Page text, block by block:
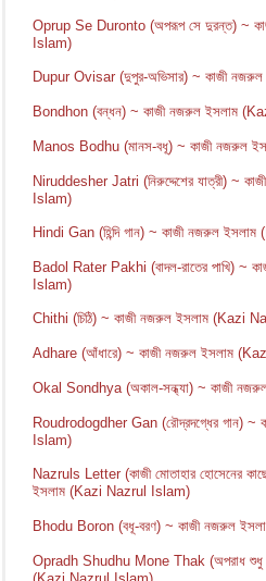
Oprup Se Duronto (অপরূপ সে দুরন্ত) ~
Islam)
Dupur Ovisar (দুপুর-অভিসার) ~ কাজী
Bondhon (বন্ধন) ~ কাজী নজরুল ইসলাম
Manos Bodhu (মানস-বধূ) ~ কাজী নজরুল
Niruddesher Jatri (নিরুদ্দেশের যাত্রী) ~
Islam)
Hindi Gan (হিন্দি গান) ~ কাজী নজরুল
Badol Rater Pakhi (বাদল-রাতের পাখি) ~
Islam)
Chithi (চিঠি) ~ কাজী নজরুল ইসলাম (Kazi
Adhare (আঁধারে) ~ কাজী নজরুল ইসলাম
Okal Sondhya (অকাল-সন্ধ্যা) ~ কাজী
Roudrodogdher Gan (রৌদ্রদগ্ধের গান)
Islam)
Nazruls Letter (কাজী মোতাহার হোসেনের
ইসলাম (Kazi Nazrul Islam)
Bhodu Boron (বধূ-বরণ) ~ কাজী নজরুল
Opradh Shudhu Mone Thak (অপরাধ শুধু